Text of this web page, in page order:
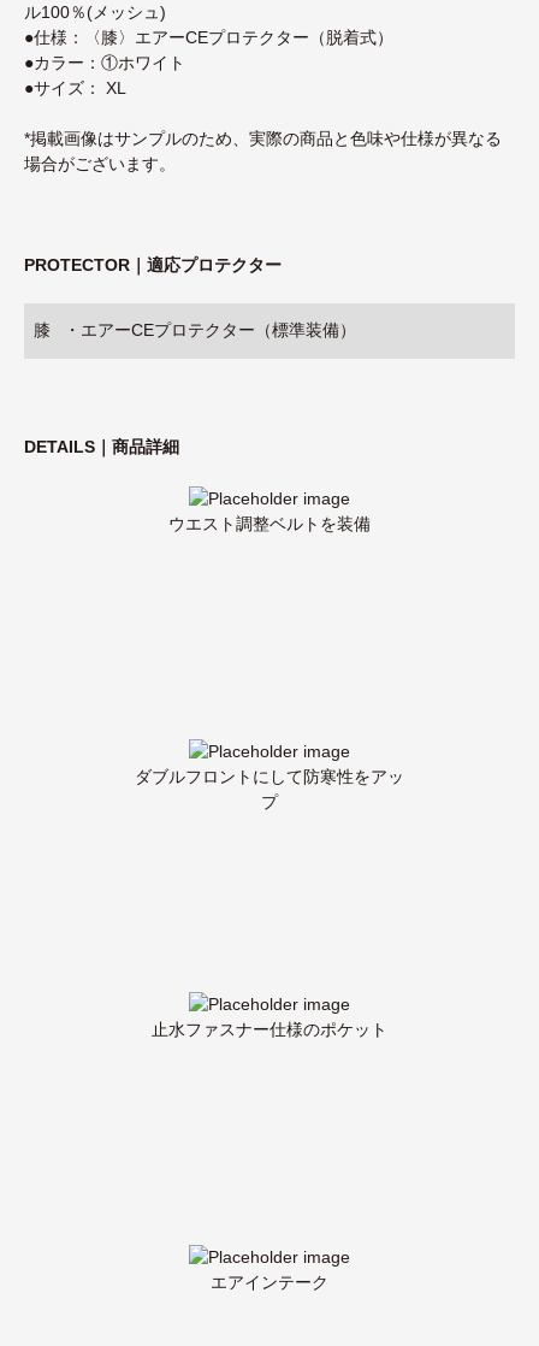
ル100％(メッシュ)
●仕様：〈膝〉エアーCEプロテクター（脱着式）
●カラー：①ホワイト
●サイズ： XL
*掲載画像はサンプルのため、実際の商品と色味や仕様が異なる
場合がございます。
PROTECTOR｜適応プロテクター
膝 ・エアーCEプロテクター（標準装備）
DETAILS｜商品詳細
ウエスト調整ベルトを装備
ダブルフロントにして防寒性をアッ
プ
止水ファスナー仕様のポケット
エアインテーク